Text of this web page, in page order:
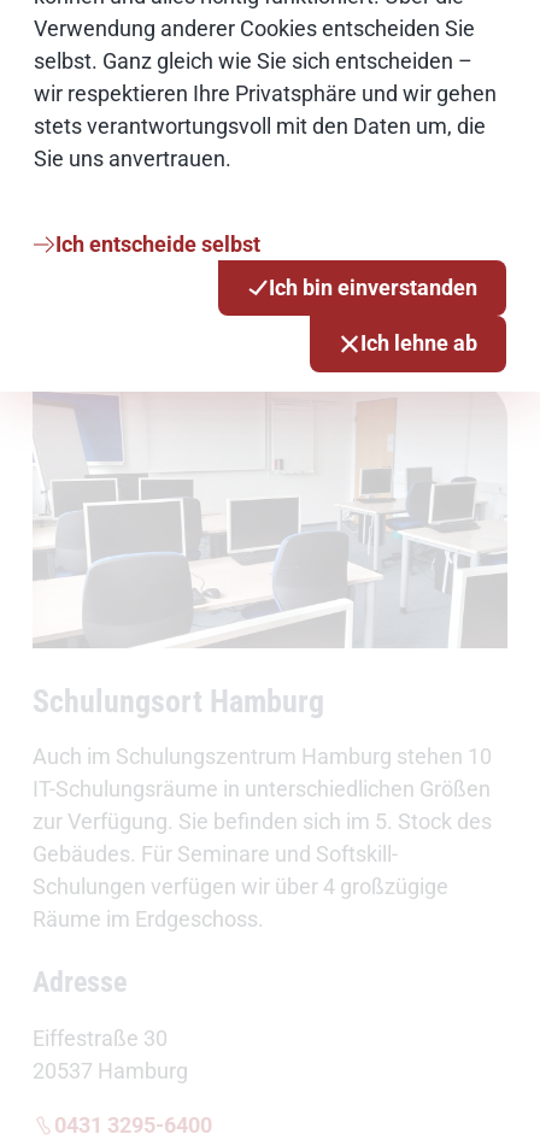
Verwendung anderer Cookies entscheiden Sie
selbst. Ganz gleich wie Sie sich entscheiden –
wir respektieren Ihre Privatsphäre und wir gehen
stets verantwortungsvoll mit den Daten um, die
Sie uns anvertrauen.
Ich entscheide selbst
Ich bin einverstanden
Ich lehne ab
24103 Kiel
Der Eingang befindet sich links neben den
Stadtwerken.
0431 3295-6400
Anfahrt auf OpenStreetMap
Parkmöglichkeiten am Standort Kiel
Schulungsort Hamburg
Auch im Schulungszentrum Hamburg stehen 10
IT-Schulungsräume in unterschiedlichen Größen
zur Verfügung. Sie befinden sich im 5. Stock des
Gebäudes. Für Seminare und Softskill-
Schulungen verfügen wir über 4 großzügige
Räume im Erdgeschoss.
Adresse
Eiffestraße 30
20537 Hamburg
0431 3295-6400